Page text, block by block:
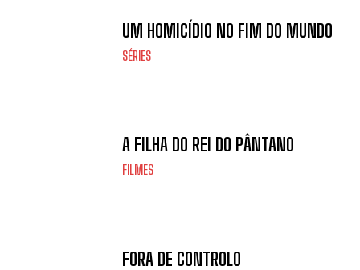
UM HOMICÍDIO NO FIM DO MUNDO
SÉRIES
A FILHA DO REI DO PÂNTANO
FILMES
FORA DE CONTROLO